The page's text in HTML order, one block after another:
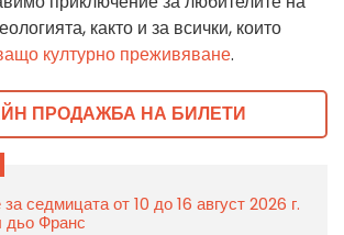
както и за всички, които
културно преживяване.
ПРОДАЖБА НА БИЛЕТИ
седмицата от 10 до 16 август 2026 г.
Франс